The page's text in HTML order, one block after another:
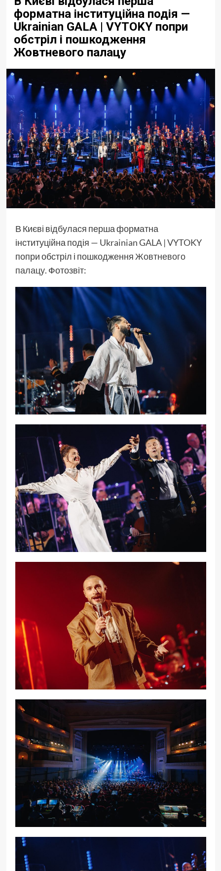
форматна інституційна подія —
Ukrainian GALA | VYTOKY попри
обстріл і пошкодження
Жовтневого палацу
В Києві відбулася перша форматна
інституційна подія — Ukrainian GALA | VYTOKY
попри обстріл і пошкодження Жовтневого
палацу. Фотозвіт: